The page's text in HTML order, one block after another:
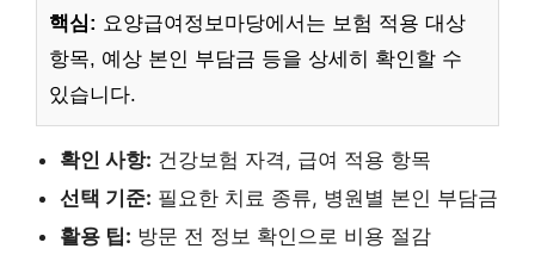
핵심: 요양급여정보마당에서는 보험 적용 대상
항목, 예상 본인 부담금 등을 상세히 확인할 수
있습니다.
확인 사항: 건강보험 자격, 급여 적용 항목
선택 기준: 필요한 치료 종류, 병원별 본인 부담금
활용 팁: 방문 전 정보 확인으로 비용 절감